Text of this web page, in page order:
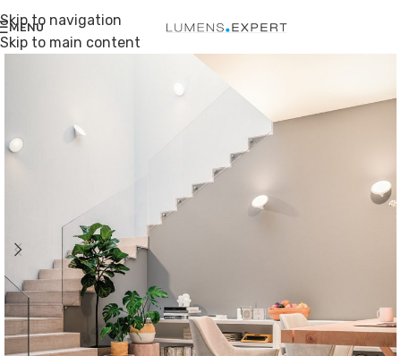
Skip to navigation
Skip to main content
MENU